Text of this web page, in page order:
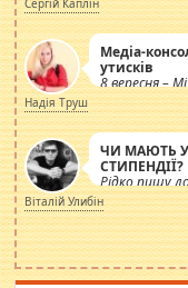
Сергій Каплін
Медіа-
утисків
8 вересня –
журналістів.
Надія Труш
ЧИ МАЮТЬ
СТИПЕНДІЇ?
Рідко пишу
просто
навколо
Віталій Улибін